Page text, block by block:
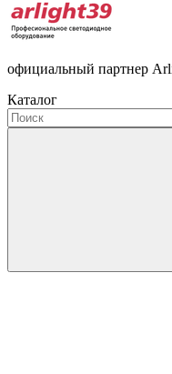
официальный партнер
Каталог